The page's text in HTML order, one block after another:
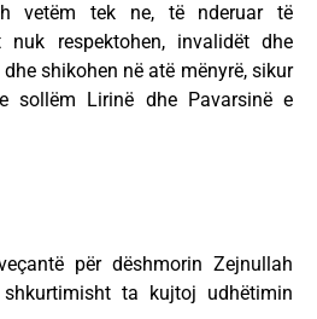
vetëm tek ne, të nderuar të
nuk respektohen, invalidët dhe
shikohen në atë mënyrë, sikur
sollëm Lirinë dhe Pavarsinë e
për dëshmorin Zejnullah
ta kujtoj udhëtimin